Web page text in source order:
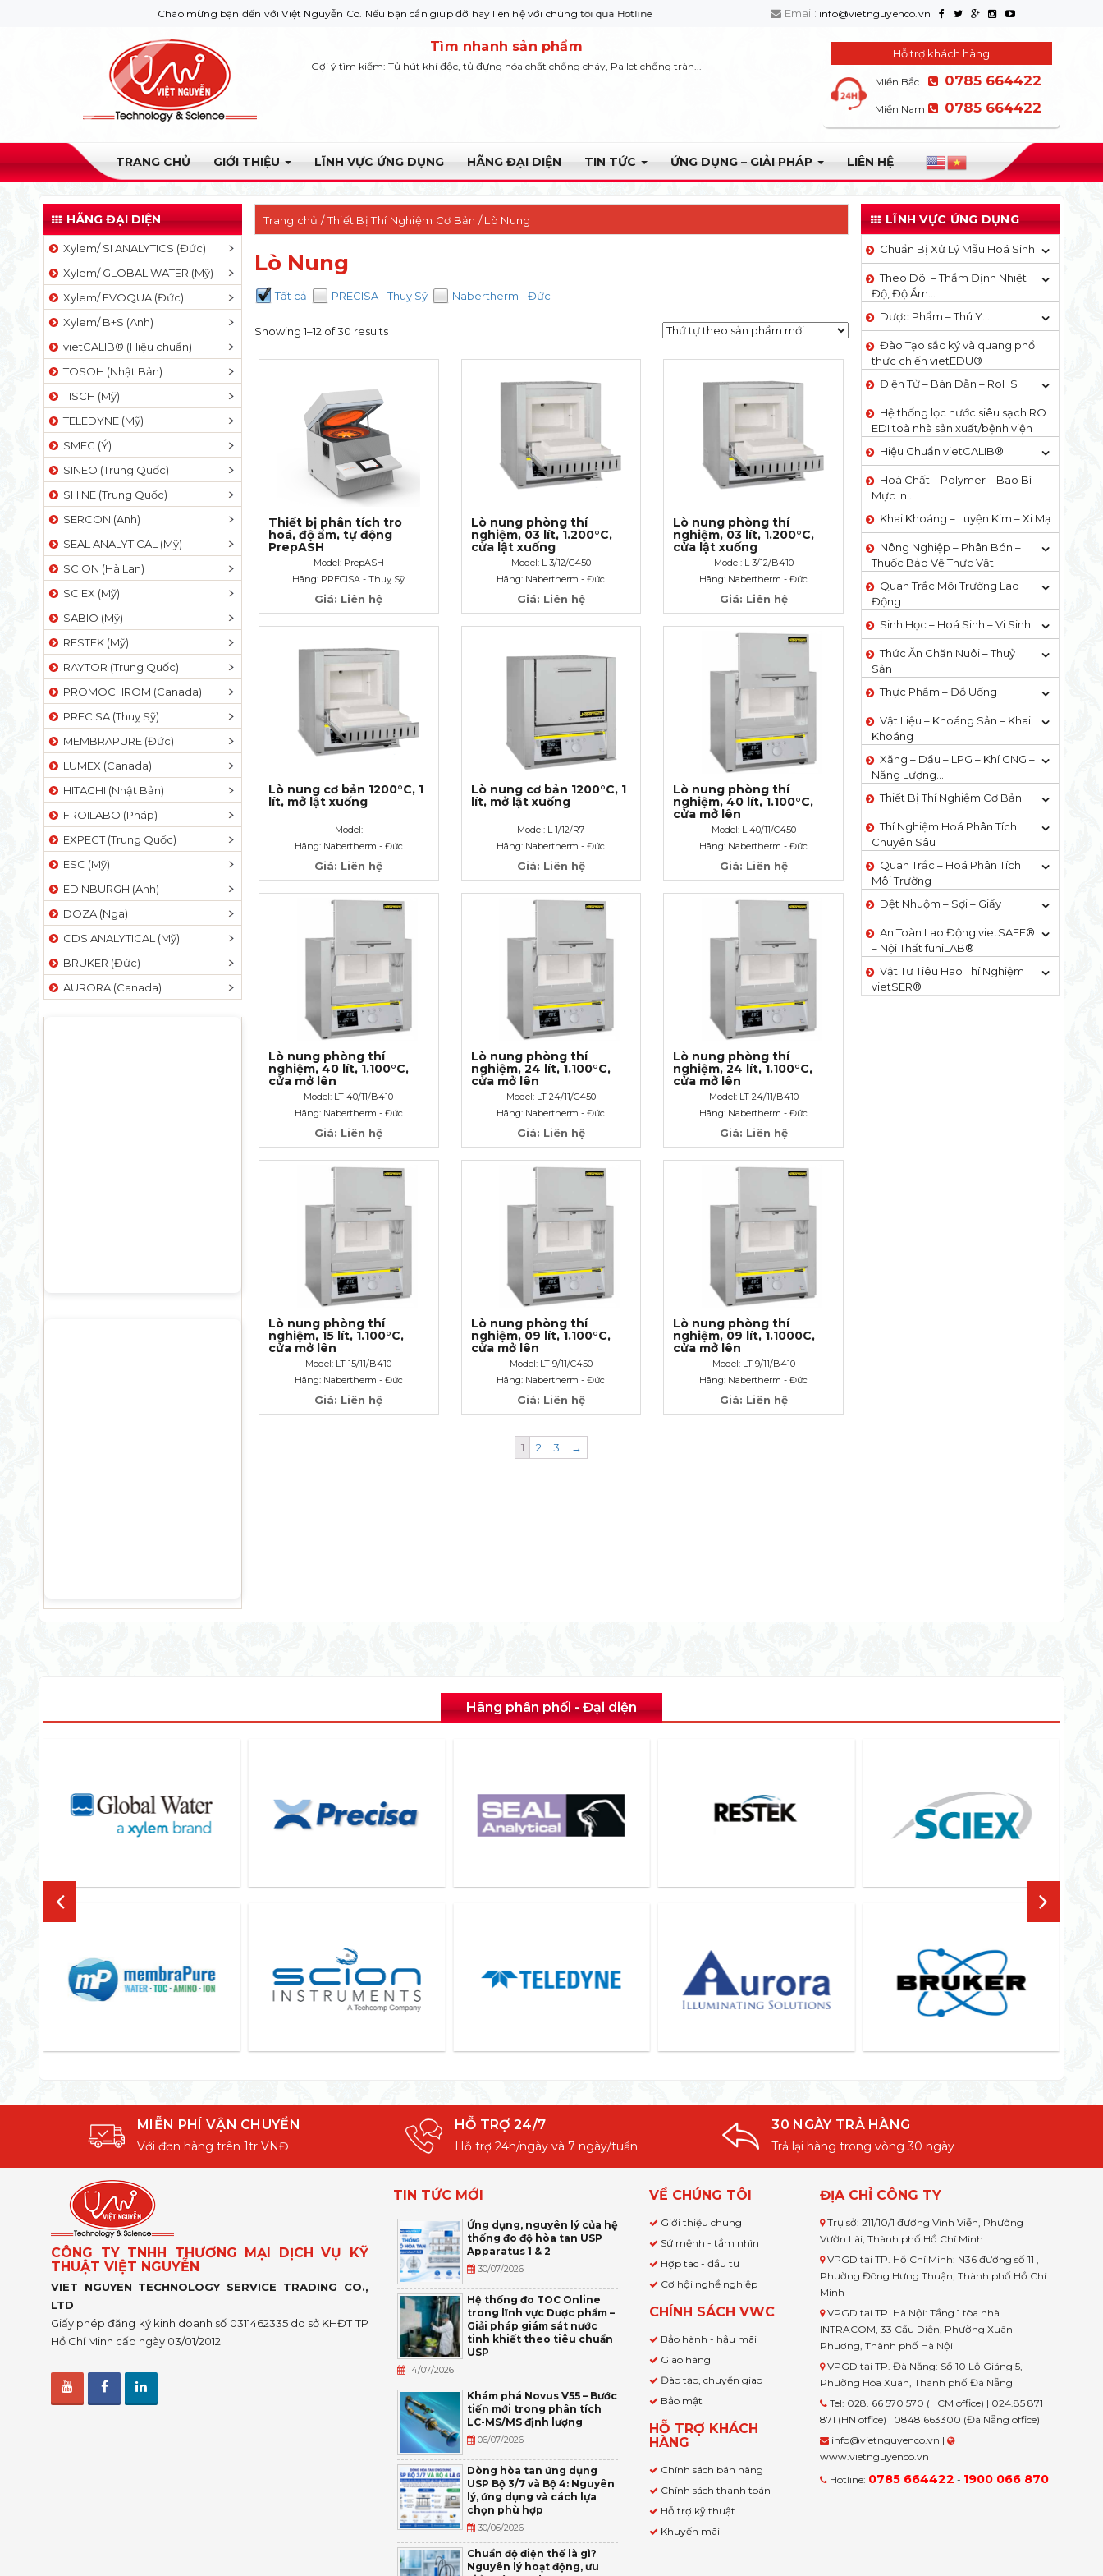
Chào mừng bạn đến với Việt Nguyễn Co. Nếu bạn cần giúp đỡ hãy liên hệ với chúng tôi qua Hotline: 0932 664422 Email: info@vietnguyenco.vn
Tìm nhanh sản phẩm
Gợi ý tìm kiếm: Tủ hút khí độc, tủ đựng hóa chất chống cháy, Pallet chống tràn...
Hỗ trợ khách hàng
Miền Bắc 0785 664422
Miền Nam 0785 664422
TRANG CHỦ GIỚI THIỆU LĨNH VỰC ỨNG DỤNG HÃNG ĐẠI DIỆN TIN TỨC ỨNG DỤNG – GIẢI PHÁP LIÊN HỆ
HÃNG ĐẠI DIỆN
Xylem/ SI ANALYTICS (Đức)
Xylem/ GLOBAL WATER (Mỹ)
Xylem/ EVOQUA (Đức)
Xylem/ B+S (Anh)
vietCALIB® (Hiệu chuẩn)
TOSOH (Nhật Bản)
TISCH (Mỹ)
TELEDYNE (Mỹ)
SMEG (Ý)
SINEO (Trung Quốc)
SHINE (Trung Quốc)
SERCON (Anh)
SEAL ANALYTICAL (Mỹ)
SCION (Hà Lan)
SCIEX (Mỹ)
SABIO (Mỹ)
RESTEK (Mỹ)
RAYTOR (Trung Quốc)
PROMOCHROM (Canada)
PRECISA (Thuỵ Sỹ)
MEMBRAPURE (Đức)
LUMEX (Canada)
HITACHI (Nhật Bản)
FROILABO (Pháp)
EXPECT (Trung Quốc)
ESC (Mỹ)
EDINBURGH (Anh)
DOZA (Nga)
CDS ANALYTICAL (Mỹ)
BRUKER (Đức)
AURORA (Canada)
Trang chủ /Thiết Bị Thí Nghiệm Cơ Bản / Lò Nung
Lò Nung
Tất cả PRECISA - Thuỵ Sỹ Nabertherm - Đức
Showing 1–12 of 30 results
Thiết bị phân tích tro
hoá, độ ẩm, tự động
PrepASH
Model: PrepASH
Hãng: PRECISA - Thuỵ Sỹ
Giá: Liên hệ
Lò nung phòng thí
nghiệm, 03 lít, 1.200°C,
cửa lật xuống
Model: L 3/12/C450
Hãng: Nabertherm - Đức
Giá: Liên hệ
Lò nung phòng thí
nghiệm, 03 lít, 1.200°C,
cửa lật xuống
Model: L 3/12/B410
Hãng: Nabertherm - Đức
Giá: Liên hệ
Lò nung cơ bản 1200°C, 1
lít, mở lật xuống
Model:
Hãng: Nabertherm - Đức
Giá: Liên hệ
Lò nung cơ bản 1200°C, 1
lít, mở lật xuống
Model: L 1/12/R7
Hãng: Nabertherm - Đức
Giá: Liên hệ
Lò nung phòng thí
nghiệm, 40 lít, 1.100°C,
cửa mở lên
Model: L 40/11/C450
Hãng: Nabertherm - Đức
Giá: Liên hệ
Lò nung phòng thí
nghiệm, 40 lít, 1.100°C,
cửa mở lên
Model: LT 40/11/B410
Hãng: Nabertherm - Đức
Giá: Liên hệ
Lò nung phòng thí
nghiệm, 24 lít, 1.100°C,
cửa mở lên
Model: LT 24/11/C450
Hãng: Nabertherm - Đức
Giá: Liên hệ
Lò nung phòng thí
nghiệm, 24 lít, 1.100°C,
cửa mở lên
Model: LT 24/11/B410
Hãng: Nabertherm - Đức
Giá: Liên hệ
Lò nung phòng thí
nghiệm, 15 lít, 1.100°C,
cửa mở lên
Model: LT 15/11/B410
Hãng: Nabertherm - Đức
Giá: Liên hệ
Lò nung phòng thí
nghiệm, 09 lít, 1.100°C,
cửa mở lên
Model: LT 9/11/C450
Hãng: Nabertherm - Đức
Giá: Liên hệ
Lò nung phòng thí
nghiệm, 09 lít, 1.1000C,
cửa mở lên
Model: LT 9/11/B410
Hãng: Nabertherm - Đức
Giá: Liên hệ
1 2 3 →
LĨNH VỰC ỨNG DỤNG
Chuẩn Bị Xử Lý Mẫu Hoá Sinh
Theo Dõi – Thẩm Định Nhiệt
Độ, Độ Ẩm…
Dược Phẩm – Thú Y…
Đào Tạo sắc ký và quang phổ
thực chiến vietEDU®
Điện Tử – Bán Dẫn – RoHS
Hệ thống lọc nước siêu sạch RO
EDI​​ toà nhà sản xuất/bệnh viện
Hiệu Chuẩn vietCALIB®
Hoá Chất – Polymer – Bao Bì –
Mực In…
Khai Khoáng – Luyện Kim – Xi Mạ
Nông Nghiệp – Phân Bón –
Thuốc Bảo Vệ Thực Vật
Quan Trắc Môi Trường Lao
Động
Sinh Học – Hoá Sinh – Vi Sinh
Thức Ăn Chăn Nuôi – Thuỷ
Sản
Thực Phẩm – Đồ Uống
Vật Liệu – Khoáng Sản – Khai
Khoáng
Xăng – Dầu – LPG – Khí CNG –
Năng Lượng…
Thiết Bị Thí Nghiệm Cơ Bản
Thí Nghiệm Hoá Phân Tích
Chuyên Sâu
Quan Trắc – Hoá Phân Tích
Môi Trường
Dệt Nhuộm – Sợi – Giấy
An Toàn Lao Động vietSAFE®
– Nội Thất funiLAB®
Vật Tư Tiêu Hao Thí Nghiệm
vietSER®
Hãng phân phối - Đại diện
MIỄN PHÍ VẬN CHUYỂN
Với đơn hàng trên 1tr VNĐ
HỖ TRỢ 24/7
Hỗ trợ 24h/ngày và 7 ngày/tuần
30 NGÀY TRẢ HÀNG
Trả lại hàng trong vòng 30 ngày
CÔNG TY TNHH THƯƠNG MẠI DỊCH VỤ KỸ
THUẬT VIỆT NGUYỄN
VIET NGUYEN TECHNOLOGY SERVICE TRADING CO.,
LTD
Giấy phép đăng ký kinh doanh số 0311462335 do sở KHĐT TP
Hồ Chí Minh cấp ngày 03/01/2012
TIN TỨC MỚI
Ứng dụng, nguyên lý của hệ
thống đo độ hòa tan USP
Apparatus 1 & 2
30/07/2026
Hệ thống đo TOC Online
trong lĩnh vực Dược phẩm –
Giải pháp giám sát nước
tinh khiết theo tiêu chuẩn
USP
14/07/2026
Khám phá Novus V55 – Bước
tiến mới trong phân tích
LC-MS/MS định lượng
06/07/2026
Dòng hòa tan ứng dụng
USP Bộ 3/7 và Bộ 4: Nguyên
lý, ứng dụng và cách lựa
chọn phù hợp
30/06/2026
Chuẩn độ điện thế là gì?
Nguyên lý hoạt động, ưu
VỀ CHÚNG TÔI
Giới thiệu chung
Sứ mệnh - tầm nhìn
Hợp tác - đầu tư
Cơ hội nghề nghiệp
CHÍNH SÁCH VWC
Bảo hành - hậu mãi
Giao hàng
Đào tạo, chuyển giao
Bảo mật
HỖ TRỢ KHÁCH
HÀNG
Chính sách bán hàng
Chính sách thanh toán
Hỗ trợ kỹ thuật
Khuyến mãi
ĐỊA CHỈ CÔNG TY
Trụ sở: 211/10/1 đường Vĩnh Viễn, Phường
Vườn Lài, Thành phố Hồ Chí Minh
VPGD tại TP. Hồ Chí Minh: N36 đường số 11 ,
Phường Đông Hưng Thuận, Thành phố Hồ Chí
Minh
VPGD tại TP. Hà Nội: Tầng 1 tòa nhà
INTRACOM, 33 Cầu Diễn, Phường Xuân
Phương, Thành phố Hà Nội
VPGD tại TP. Đà Nẵng: Số 10 Lỗ Giáng 5,
Phường Hòa Xuân, Thành phố Đà Nẵng
Tel: 028. 66 570 570 (HCM office) | 024.85 871
871 (HN office) | 0848 663300 (Đà Nẵng office)
info@vietnguyenco.vn |
www.vietnguyenco.vn
Hotline: 0785 664422 - 1900 066 870